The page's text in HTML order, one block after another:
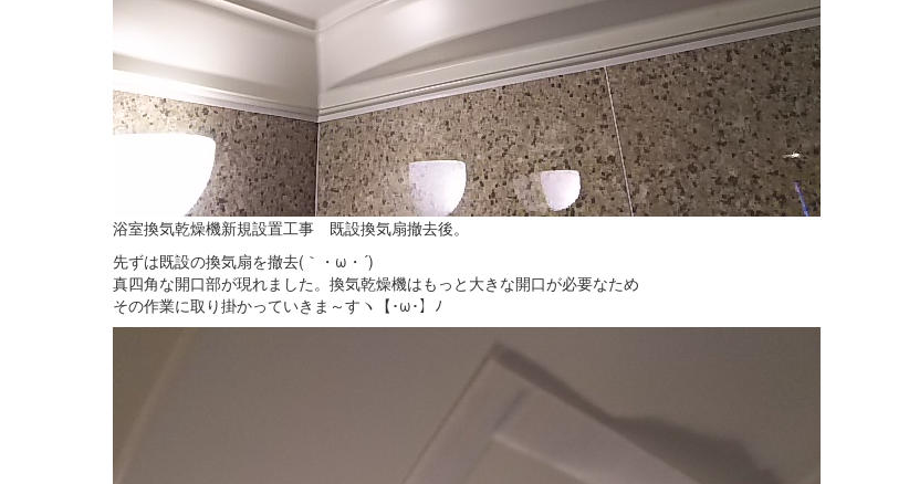
浴室換気乾燥機新規設置工事 既設換気扇撤去後。
先ずは既設の換気扇を撤去(｀・ω・´)
真四角な開口部が現れました。換気乾燥機はもっと大きな開口が必要なため
その作業に取り掛かっていきま～すヽ【･ω･】ﾉ